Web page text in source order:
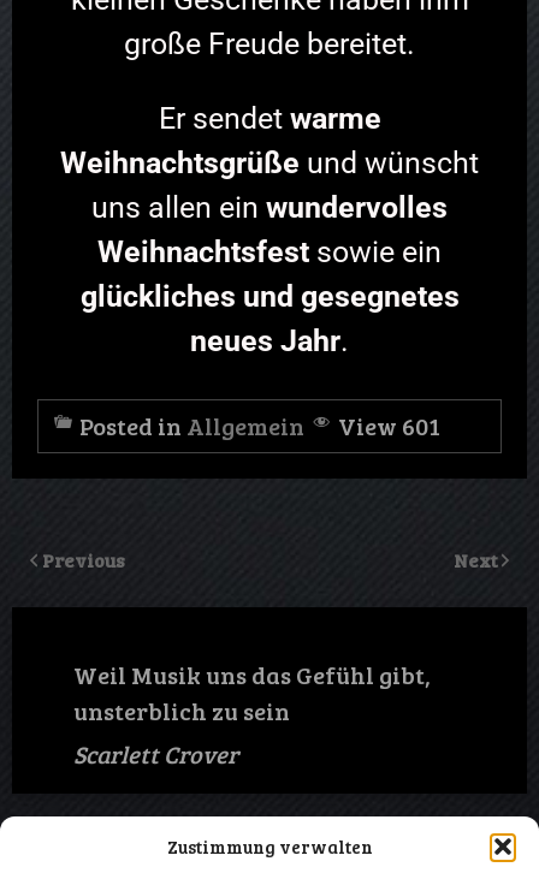
Zustimmung verwalten
große Freude bereitet.
Er sendet warme
Weihnachtsgrüße und wünscht
uns allen ein wundervolles
Weihnachtsfest sowie ein
glückliches und gesegnetes
neues Jahr.
Posted in Allgemein View 601
Previous Next
Weil Musik uns das Gefühl gibt,
unsterblich zu sein
Scarlett Crover